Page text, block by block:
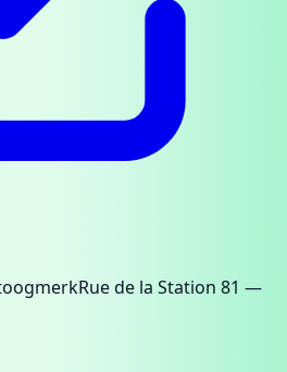
Rue de la Station 81 —